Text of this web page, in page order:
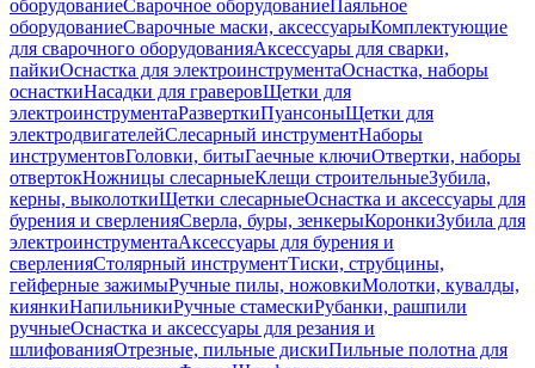
оборудованиеСварочное оборудованиеПаяльное
оборудованиеСварочные маски, аксессуарыКомплектующие
для сварочного оборудованияАксессуары для сварки,
пайкиОснастка для электроинструментаОснастка, наборы
оснасткиНасадки для граверовЩетки для
электроинструментаРазверткиПуансоныЩетки для
электродвигателейСлесарный инструментНаборы
инструментовГоловки, битыГаечные ключиОтвертки, наборы
отвертокНожницы слесарныеКлещи строительныеЗубила,
керны, выколоткиЩетки слесарныеОснастка и аксессуары для
бурения и сверленияСверла, буры, зенкерыКоронкиЗубила для
электроинструментаАксессуары для бурения и
сверленияСтолярный инструментТиски, струбцины,
гейферные зажимыРучные пилы, ножовкиМолотки, кувалды,
киянкиНапильникиРучные стамескиРубанки, рашпили
ручныеОснастка и аксессуары для резания и
шлифованияОтрезные, пильные дискиПильные полотна для